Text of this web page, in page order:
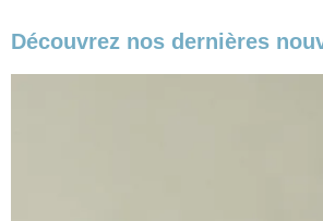
Découvrez nos dernières